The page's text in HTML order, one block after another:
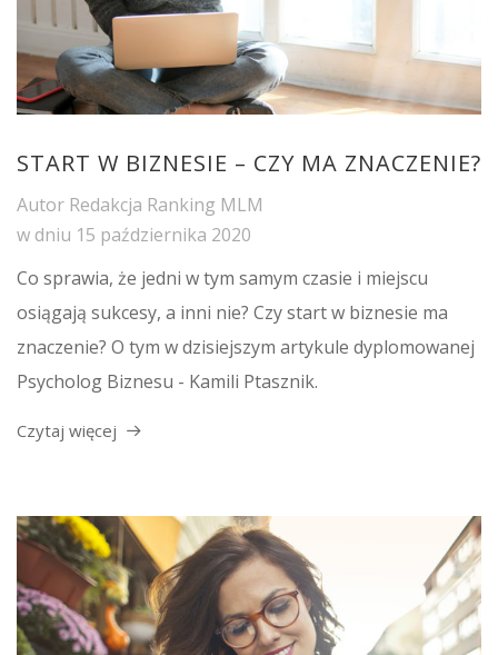
START W BIZNESIE – CZY MA ZNACZENIE?
Autor Redakcja Ranking MLM
w dniu 15 października 2020
Co sprawia, że jedni w tym samym czasie i miejscu
osiągają sukcesy, a inni nie? Czy start w biznesie ma
znaczenie? O tym w dzisiejszym artykule dyplomowanej
Psycholog Biznesu - Kamili Ptasznik.
Czytaj więcej